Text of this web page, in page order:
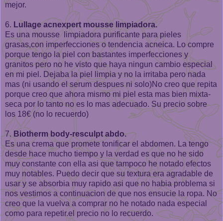
mejor.
6. Lullage acnexpert mousse limpiadora.
Es una mousse limpiadora purificante para pieles
grasas,con imperfecciones o tendencia acneica. Lo compre
porque tengo la piel con bastantes imperfecciones y
granitos pero no he visto que haya ningun cambio especial
en mi piel. Dejaba la piel limpia y no la irritaba pero nada
mas (ni usando el serum despues ni solo)No creo que repita
porque creo que ahora mismo mi piel esta mas bien mixta-
seca por lo tanto no es lo mas adecuado. Su precio sobre
los 18€ (no lo recuerdo)
7. Biotherm body-resculpt abdo.
Es una crema que promete tonificar el abdomen. La tengo
desde hace mucho tiempo y la verdad es que no he sido
muy constante con ella asi que tampoco he notado efectos
muy notables. Puedo decir que su textura era agradable de
usar y se absorbia muy rapido asi que no habia problema si
nos vestimos a continuacion de que nos ensucie la ropa. No
creo que la vuelva a comprar no he notado nada especial
como para repetir.el precio no lo recuerdo.